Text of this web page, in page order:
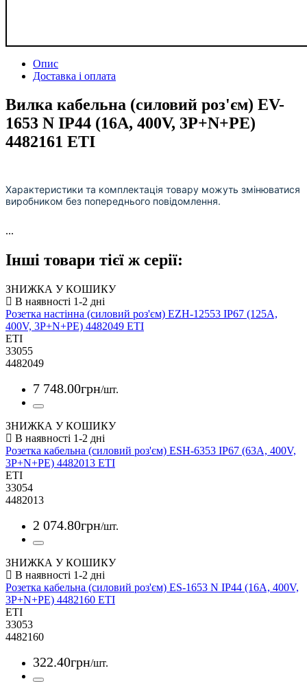
Опис
Доставка і оплата
Вилка кабельна (силовий роз'єм) EV-
1653 N IP44 (16A, 400V, 3P+N+PE)
4482161 ETI
Характеристики та комплектація товару можуть змінюватися
виробником без попереднього повідомлення.
...
Інші товари тієї ж серії:
ЗНИЖКА У КОШИКУ
Розетка настінна (силовий роз'єм) EZH-12553 IP67 (125A,
400V, 3P+N+PE) 4482049 ETI
ETI
33055
4482049
7 748.00грн/шт.
ЗНИЖКА У КОШИКУ
Розетка кабельна (силовий роз'єм) ESH-6353 IP67 (63A, 400V,
3P+N+PE) 4482013 ETI
ETI
33054
4482013
2 074.80грн/шт.
ЗНИЖКА У КОШИКУ
Розетка кабельна (силовий роз'єм) ES-1653 N IP44 (16А, 400V,
3P+N+PE) 4482160 ETI
ETI
33053
4482160
322.40грн/шт.